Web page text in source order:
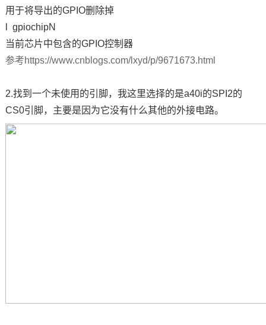
用于将导出的GPIO删除掉
l gpiochipN
当前芯片中包含的GPIO控制器
参考https://www.cnblogs.com/lxyd/p/9671673.html
2.找到一个未使用的引脚，我这里选择的是a40i的SPI 2的
CS0引脚，主要是因为它没有什么其他的外接电路。